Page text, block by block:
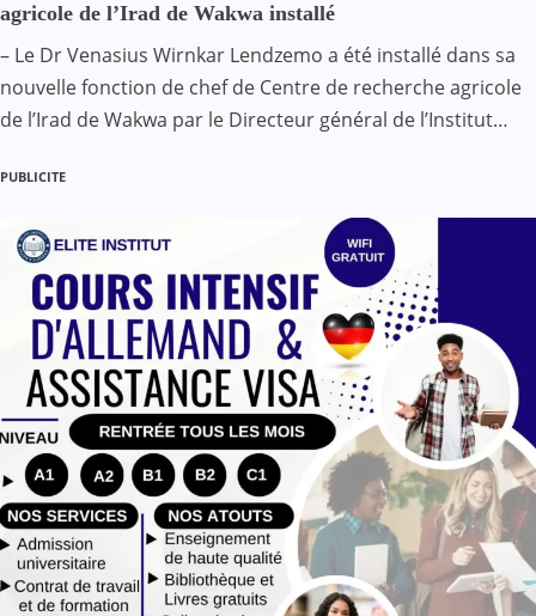
agricole de l’Irad de Wakwa installé
– Le Dr Venasius Wirnkar Lendzemo a été installé dans sa
nouvelle fonction de chef de Centre de recherche agricole
de l’Irad de Wakwa par le Directeur général de l’Institut…
PUBLICITE